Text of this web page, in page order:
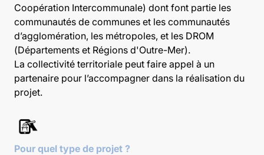
Coopération Intercommunale) dont font partie les
communautés de communes et les communautés
d’agglomération, les métropoles, et les DROM
(Départements et Régions d'Outre-Mer).
La collectivité territoriale peut faire appel à un
partenaire pour l’accompagner dans la réalisation du
projet.
Pour quel type de projet ?